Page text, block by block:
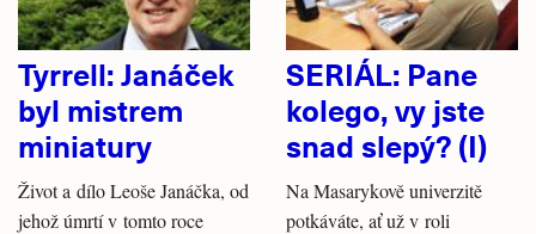
Tyrrell: Janáček
byl mistrem
miniatury
Život a dílo Leoše Janáčka, od
jehož úmrtí v tomto roce
SERIÁL: Pane
kolego, vy jste
snad slepý? (I)
Na Masarykově univerzitě
potkáváte, ať už v roli